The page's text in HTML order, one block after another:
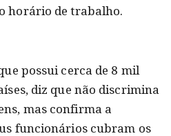
horário de trabalho.
possui cerca de 8 mil
diz que não discrimina
mas confirma a
funcionários cubram os